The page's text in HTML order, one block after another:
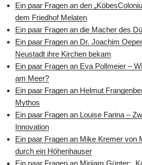
Ein paar Fragen an den
dem Friedhof Melaten
Ein paar Fragen an die Macher des
Ein paar Fragen an Dr. Joachim
Neustadt ihre Kirchen bekam
Ein paar Fragen an Eva Pollmeier –
am Meer?
Ein paar Fragen an Helmut
Mythos
Ein paar Fragen an Louise Farina –
Innovation
Ein paar Fragen an Mike Kremer von
durch ein Höhenhauser
Ein paar Fragen an Mirijam Günter: